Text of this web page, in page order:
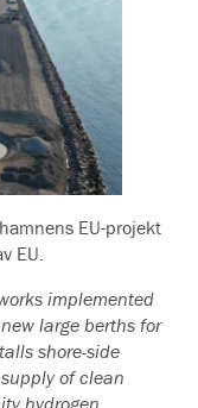
EU-projekt
EU.
implemented
large berths for
shore-side
of clean
hydrogen